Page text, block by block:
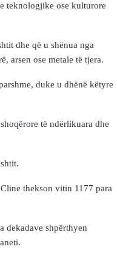
teknologjike ose kulturore
dhe që u shënua nga
arsen ose metale të tjera.
duke u dhënë këtyre
të ndërlikuara dhe
thekson vitin 1177 para
dekadave shpërthyen